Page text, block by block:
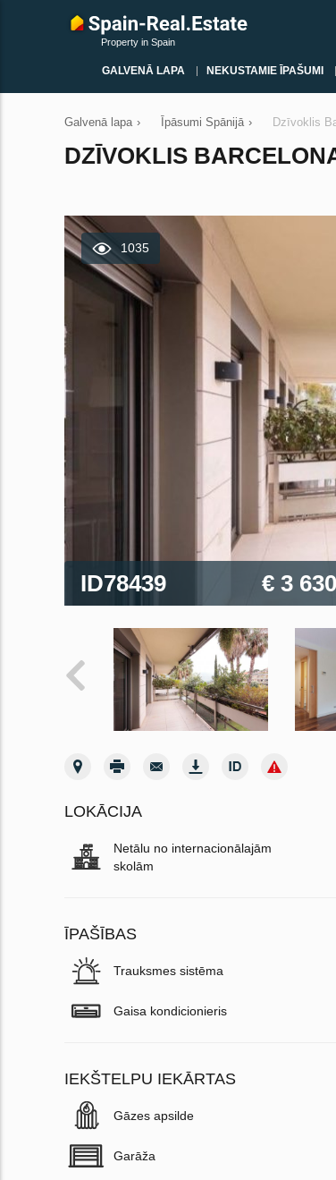
Property in Spain
GALVENĀ LAPA NEKUSTAMIE ĪPAŠUMI
Galvenā lapa › Īpāsumi Spānijā › Dzīvoklis
DZĪVOKLIS
1035
ID78439 € 3 630
LOKĀCIJA
Netālu no internacionālajām
skolām
ĪPAŠĪBAS
Trauksmes sistēma
Gaisa kondicionieris
IEKŠTELPU IEKĀRTAS
Gāzes apsilde
Garāža